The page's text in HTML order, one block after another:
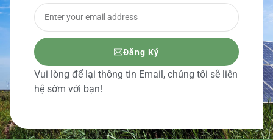
Đăng Ký
Vui lòng để lại thông tin Email, chúng tôi sẽ liên
hệ sớm với bạn!